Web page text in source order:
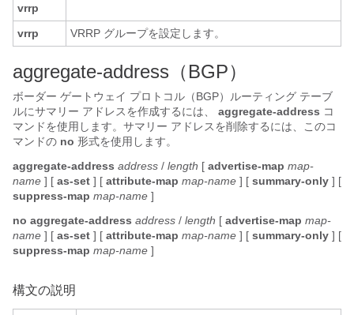
vrrp
vrrp VRRP グループを設定します。
aggregate-address（BGP）
ボーダー ゲートウェイ プロトコル（BGP）ルーティング テーブ
ルにサマリー アドレスを作成するには、
aggregate-address コ
マンドを使用します。サマリー アドレスを削除するには、このコ
マンドの no 形式を使用します。
aggregate-address address / length [ advertise-map map-
name ] [ as-set ] [ attribute-map map-name ] [ summary-only ] [
suppress-map map-name ]
no aggregate-address address / length [ advertise-map map-
name ] [ as-set ] [ attribute-map map-name ] [ summary-only ] [
suppress-map map-name ]
構文の説明